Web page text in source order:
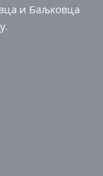
и Баљковца